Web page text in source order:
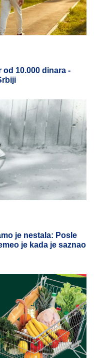
od 10.000 dinara -
je nestala: Posle
je kada je saznao